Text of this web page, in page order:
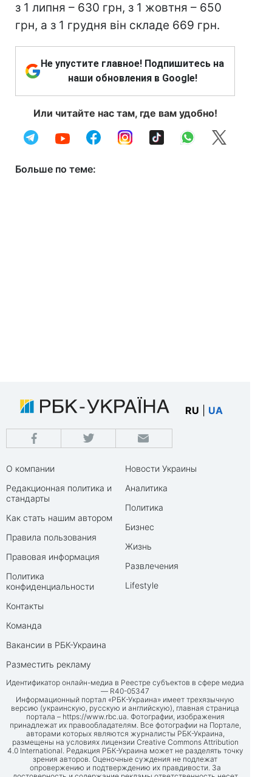
з 1 липня – 630 грн, з 1 жовтня – 650
грн, а з 1 грудня він складе 669 грн.
Не упустите главное! Подпишитесь на
наши обновления в Google!
Или читайте нас там, где вам удобно!
Больше по теме:
RU UA
О компании
Редакционная политика и
стандарты
Как стать нашим автором
Правила пользования
Правовая информация
Политика
конфиденциальности
Контакты
Команда
Вакансии в РБК-Украина
Разместить рекламу
Новости Украины
Аналитика
Политика
Бизнес
Жизнь
Развлечения
Lifestyle
Идентификатор онлайн-медиа в Реестре субъектов в сфере медиа
— R40-05347
Информационный портал «РБК-Украина» имеет трехязычную
версию (украинскую, русскую и английскую), главная страница
портала – https://www.rbc.ua. Фотографии, изображения
принадлежат их правообладателям. Все фотографии на Портале,
авторами которых являются журналисты РБК-Украина,
размещены на условиях лицензии Creative Commons Attribution
4.0 International. Редакция РБК-Украина может не разделять точку
зрения авторов. Оценочные суждения не подлежат
опровержению и подтверждению их правдивости. За